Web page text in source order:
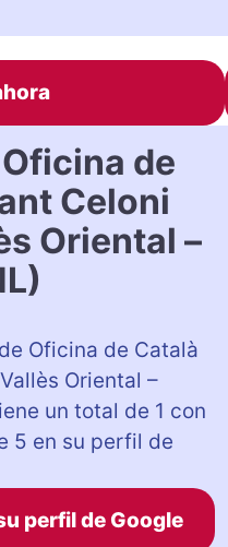
de
Celoni
Oriental –
Oficina de Català
Oriental –
un total de 1 con
5 en su perfil de
perfil de Google